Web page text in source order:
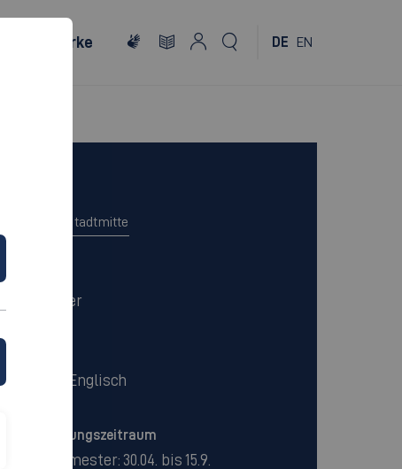
Netzwerke DE EN
Esslingen Stadtmitte
Dauer
7 Semester
Deutsch/Englisch
Einschreibungszeitraum
Wintersemester: 30.04. bis 15.9.